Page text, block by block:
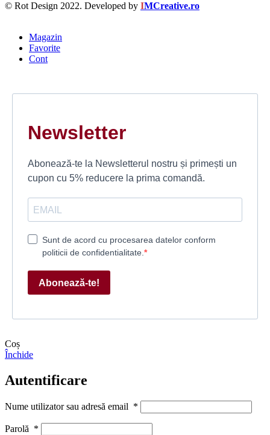
© Rot Design 2022. Developed by IMCreative.ro
Magazin
Favorite
Cont
Newsletter
Abonează-te la Newsletterul nostru și primești un
cupon cu 5% reducere la prima comandă.
Sunt de acord cu procesarea datelor conform
politicii de confidentialitate.
Abonează-te!
Coș
Închide
Autentificare
Nume utilizator sau adresă email *
Parolă *